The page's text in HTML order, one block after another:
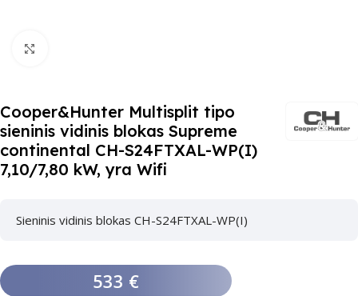
Cooper&Hunter Multisplit tipo
sieninis vidinis blokas Supreme
continental CH-S24FTXAL-WP(I)
7,10/7,80 kW, yra Wifi
Sieninis vidinis blokas CH-S24FTXAL-WP(I)
533 €